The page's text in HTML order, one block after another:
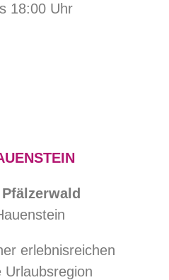
18:00 Uhr
erlebnisreichen
Urlaubsregion